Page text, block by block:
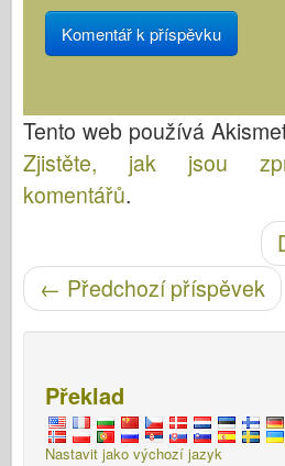
Tento web používá
Zjistěte, jak jsou
komentářů.
Post navigace
← Předchozí příspěvek
Překlad
Nastavit jako výchozí jazyk